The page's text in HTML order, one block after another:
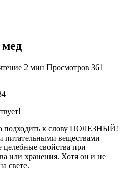
2 мин Просмотров 361
подходить к слову ПОЛЕЗНЫЙ!
питательными веществами
целебные свойства при
или хранения. Хотя он и не
свете.